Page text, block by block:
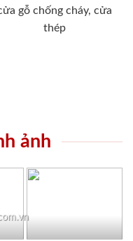
gỗ chống cháy, cửa
thép
ảnh